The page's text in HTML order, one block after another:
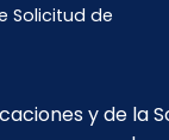
Solicitud de
y de la